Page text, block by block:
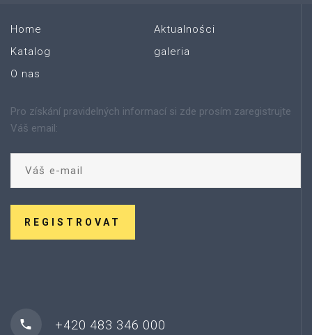
Home
Katalog
O nas
Aktualności
galeria
Pro získání pravidelných informací si zde prosím zaregistrujte
Váš email:
REGISTROVAT
+420 483 346 000